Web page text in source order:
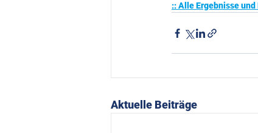
:: Alle Ergebnisse und
Aktuelle Beiträge